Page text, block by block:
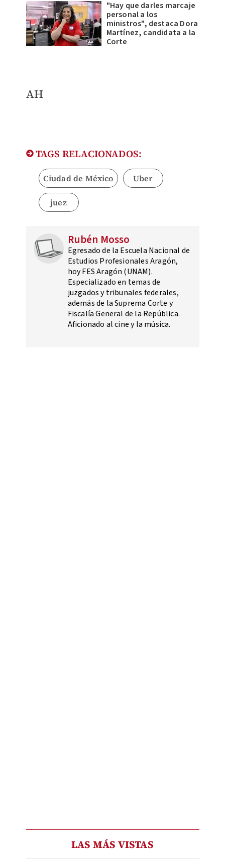
"Hay que darles marcaje
personal a los
ministros", destaca Dora
Martínez, candidata a la
Corte
AH
TAGS RELACIONADOS:
Ciudad de México Uber
juez
Rubén Mosso
Egresado de la Escuela Nacional de
Estudios Profesionales Aragón,
hoy FES Aragón (UNAM).
Especializado en temas de
juzgados y tribunales federales,
además de la Suprema Corte y
Fiscalía General de la República.
Aficionado al cine y la música.
LAS MÁS VISTAS